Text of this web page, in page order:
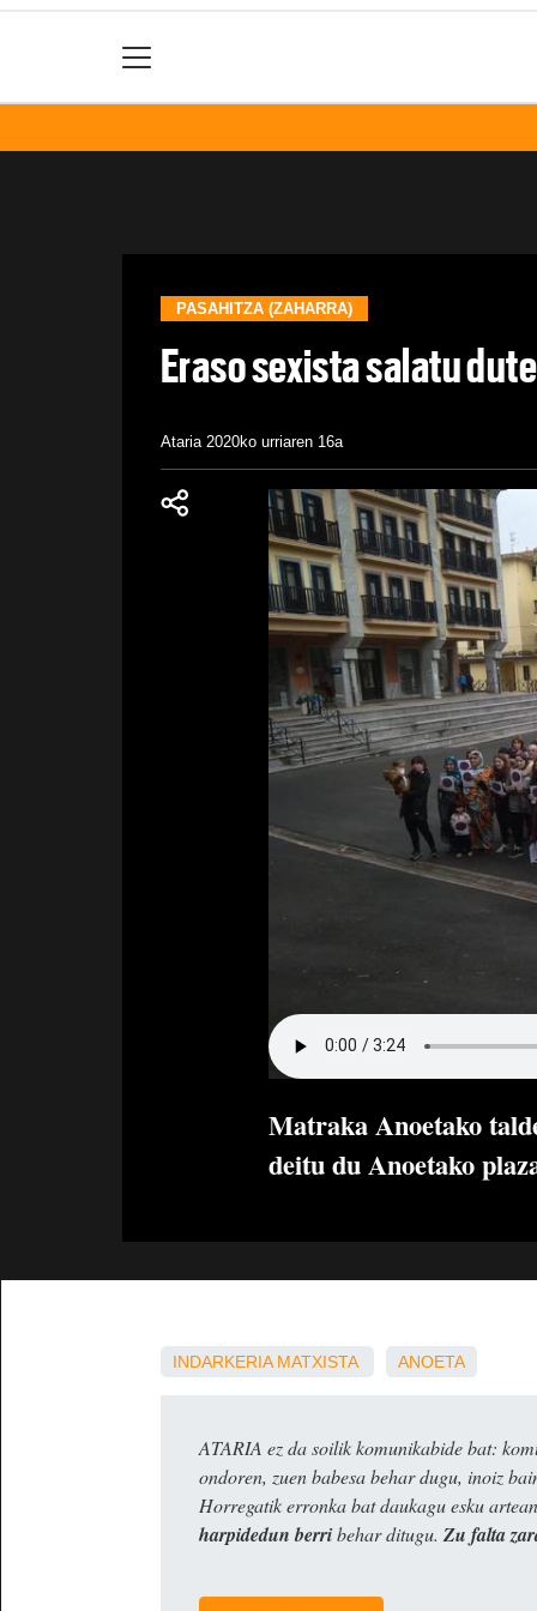
PASAHITZA (ZAHARRA)
Eraso sexista salatu
Ataria 2020ko urriaren 16a
Matraka Anoetako
deitu du Anoetako
INDARKERIA MATXISTA ANOETA
ATARIA ez da soilik komunikabide bat:
ondoren, zuen babesa behar dugu, inoiz
Horregatik erronka bat daukagu esku
harpidedun berribehar ditugu. Zu falta